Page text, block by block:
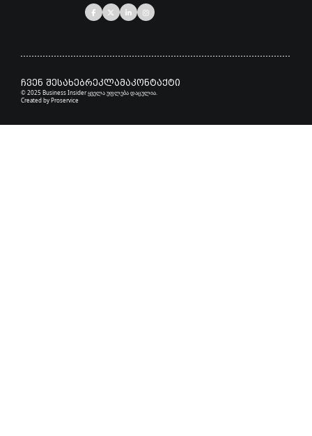
ჩვენ შესახებრეკლამაკონტაქტი
© 2025 Business Insider ყველა უფლება დაცულია.
Created byProservice